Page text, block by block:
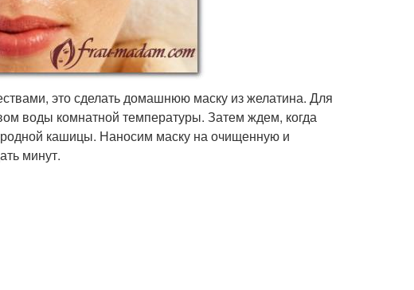
это сделать домашнюю маску из желатина. Для
воды комнатной температуры. Затем ждем, когда
кашицы. Наносим маску на очищенную и
минут.